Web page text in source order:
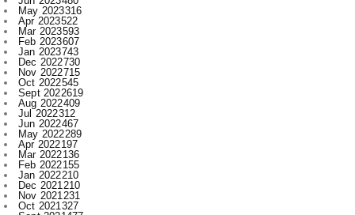
Jan 2023743
Dec 2022730
Nov 2022715
Oct 2022545
Sept 2022619
Aug 2022409
Jul 2022312
Jun 2022467
May 2022289
Apr 2022197
Mar 2022136
Feb 2022155
Jan 2022210
Dec 2021210
Nov 2021231
Oct 2021327
Sept 2021477
Aug 2021450
Jul 2021421
Jun 2021396
May 2021393